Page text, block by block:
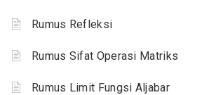
Rumus Refleksi
Rumus Sifat Operasi Matriks
Rumus Limit Fungsi Aljabar